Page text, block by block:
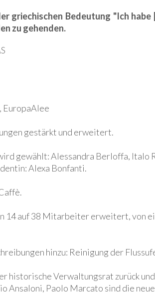
griechischen Bedeutung "Ich
zu gehenden.
EuropaAlee
gestärkt und erweitert.
gewählt: Alessandra Berloffa, Italo
Alexa Bonfanti.
14 auf 38 Mitarbeiter erweitert, von
hinzu: Reinigung der
historische Verwaltungsrat zurück
Ansaloni, Paolo Marcato sind die